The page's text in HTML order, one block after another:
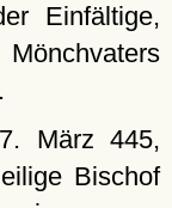
Einfältige,
März 445,
Bischof